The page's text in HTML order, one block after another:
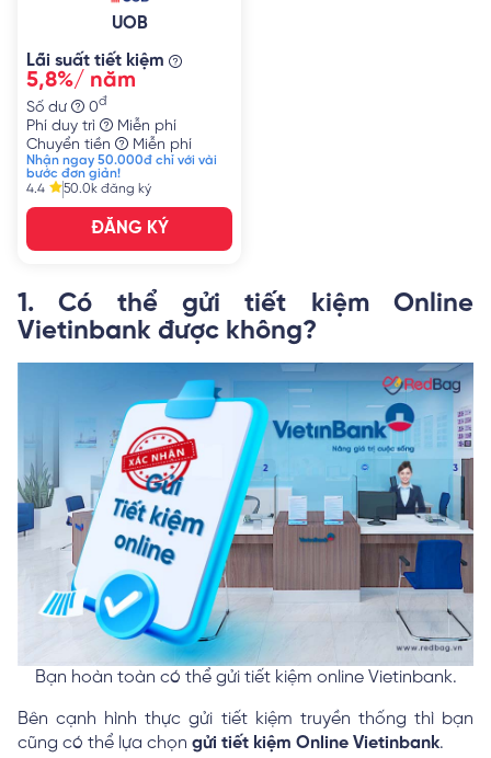
UOB
Lãi suất tiết kiệm
5,8%/ năm
Số dư 0đ
Phí duy trì
Miễn phí
Chuyển tiền
Miễn phí
Nhận ngay 50.000đ chỉ với vài
bước đơn giản!
4.4
50.0k đăng ký
ĐĂNG KÝ
1. Có thể gửi tiết kiệm Online
Vietinbank được không?
Bạn hoàn toàn có thể gửi tiết kiệm online Vietinbank.
Bên cạnh hình thực gửi tiết kiệm truyền thống thì bạn
cũng có thể lựa chọn gửi tiết kiệm Online Vietinbank.